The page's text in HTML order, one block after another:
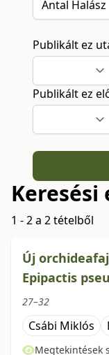
Publikált ez
Publikált ez
1 - 2 a 2 tételből
Új
Epipactis
27–32
Csábi Miklós
Megtekintések